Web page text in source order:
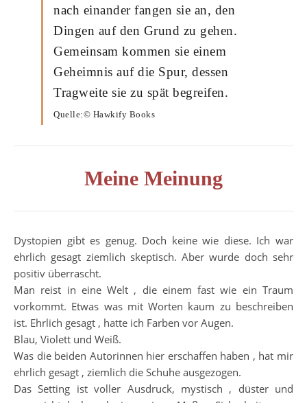
nach einander fangen sie an, den
Dingen auf den Grund zu gehen.
Gemeinsam kommen sie einem
Geheimnis auf die Spur, dessen
Tragweite sie zu spät begreifen.
Quelle:© Hawkify Books
Meine Meinung
Dystopien gibt es genug. Doch keine wie diese. Ich war
ehrlich gesagt ziemlich skeptisch. Aber wurde doch sehr
positiv überrascht.
Man reist in eine Welt , die einem fast wie ein Traum
vorkommt. Etwas was mit Worten kaum zu beschreiben
ist. Ehrlich gesagt , hatte ich Farben vor Augen.
Blau, Violett und Weiß.
Was die beiden Autorinnen hier erschaffen haben , hat mir
ehrlich gesagt , ziemlich die Schuhe ausgezogen.
Das Setting ist voller Ausdruck, mystisch , düster und